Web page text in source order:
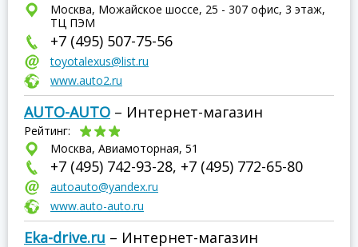
Москва, Можайское шоссе, 25 - 307 офис, 3 этаж,
ТЦ ПЭМ
+7 (495) 507-75-56
toyotalexus@list.ru
www.auto2.ru
AUTO-AUTO – Интернет-магазин
Рейтинг:
Москва, Авиамоторная, 51
+7 (495) 742-93-28, +7 (495) 772-65-80
autoauto@yandex.ru
www.auto-auto.ru
Eka-drive.ru – Интернет-магазин